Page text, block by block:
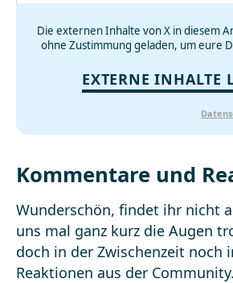
Die externen Inhalte von X in diesem
ohne Zustimmung geladen, um eure
EXTERNE INHALTE
Kommentare und
Wunderschön, findet ihr nicht
uns mal ganz kurz die Augen
doch in der Zwischenzeit noch
Reaktionen aus der Community.